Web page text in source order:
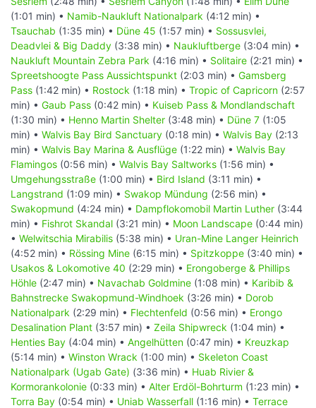
(1:01 min) • Namib-Naukluft Nationalpark (4:12 min) •
Tsauchab (1:35 min) • Düne 45 (1:57 min) • Sossusvlei,
Deadvlei & Big Daddy (3:38 min) • Naukluftberge (3:04 min) •
Naukluft Mountain Zebra Park (4:16 min) • Solitaire (2:21 min) •
Spreetshoogte Pass Aussichtspunkt (2:03 min) • Gamsberg
Pass (1:42 min) • Rostock (1:18 min) • Tropic of Capricorn (2:57
min) • Gaub Pass (0:42 min) • Kuiseb Pass & Mondlandschaft
(1:30 min) • Henno Martin Shelter (3:48 min) • Düne 7 (1:05
min) • Walvis Bay Bird Sanctuary (0:18 min) • Walvis Bay (2:13
min) • Walvis Bay Marina & Ausflüge (1:22 min) • Walvis Bay
Flamingos (0:56 min) • Walvis Bay Saltworks (1:56 min) •
Umgehungsstraße (1:00 min) • Bird Island (3:11 min) •
Langstrand (1:09 min) • Swakop Mündung (2:56 min) •
Swakopmund (4:24 min) • Dampflokomobil Martin Luther (3:44
min) • Fishrot Skandal (3:21 min) • Moon Landscape (0:44 min)
• Welwitschia Mirabilis (5:38 min) • Uran-Mine Langer Heinrich
(4:52 min) • Rössing Mine (6:15 min) • Spitzkoppe (3:40 min) •
Usakos & Lokomotive 40 (2:29 min) • Erongoberge & Phillips
Höhle (2:47 min) • Navachab Goldmine (1:08 min) • Karibib &
Bahnstrecke Swakopmund-Windhoek (3:26 min) • Dorob
Nationalpark (2:29 min) • Flechtenfeld (0:56 min) • Erongo
Desalination Plant (3:57 min) • Zeila Shipwreck (1:04 min) •
Henties Bay (4:04 min) • Angelhütten (0:47 min) • Kreuzkap
(5:14 min) • Winston Wrack (1:00 min) • Skeleton Coast
Nationalpark (Ugab Gate) (3:36 min) • Huab Rivier &
Kormorankolonie (0:33 min) • Alter Erdöl-Bohrturm (1:23 min) •
Torra Bay (0:54 min) • Uniab Wasserfall (1:16 min) • Terrace